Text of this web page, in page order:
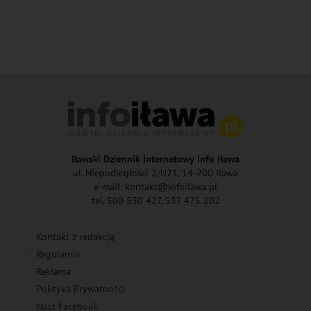
Iławski Dziennik Internetowy Info Iława
ul. Niepodległości 2/U21, 14-200 Iława
e-mail: kontakt@infoilawa.pl
tel. 500 530 427, 537 475 202
Kontakt z redakcją
Regulamin
Reklama
Polityka Prywatności
Nasz Facebook